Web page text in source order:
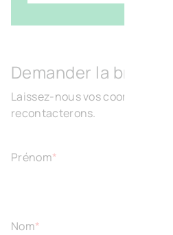
Demander la
Laissez-nous vos
recontacterons.
Prénom*
Nom*